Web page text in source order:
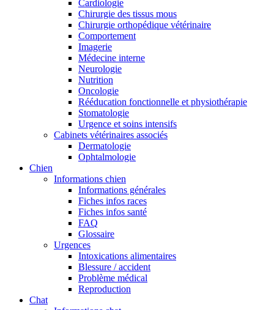
Cardiologie
Chirurgie des tissus mous
Chirurgie orthopédique vétérinaire
Comportement
Imagerie
Médecine interne
Neurologie
Nutrition
Oncologie
Rééducation fonctionnelle et physiothérapie
Stomatologie
Urgence et soins intensifs
Cabinets vétérinaires associés
Dermatologie
Ophtalmologie
Chien
Informations chien
Informations générales
Fiches infos races
Fiches infos santé
FAQ
Glossaire
Urgences
Intoxications alimentaires
Blessure / accident
Problème médical
Reproduction
Chat